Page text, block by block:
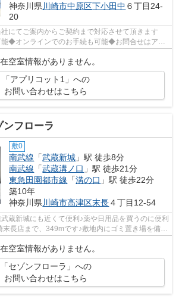
神奈川県 川崎市中原区下小田中 ６丁目24-
20
にてご案内からご契約まで対応させて頂きます
◆オンラインでのお手続も可能◆お問合せはアー
932-6015)まで◆
空室情報がありません。
「アプリコット1」への
お問い合わせはこちら
ンフローラ
敷0
南武線 「武蔵新城 」駅 徒歩8分
南武線 「武蔵溝ノ口 」駅 徒歩21分
東急田園都市線 「溝の口 」駅 徒歩22分
築10年
神奈川県川崎市高津区末長４丁目12-54
蔵新城にも近くて便利♪薬や日用品を買うのに便利
末長店まで、349mです♪敷地内にゴミ置き場を備え
空室情報がありません。
「セゾンフローラ」への
お問い合わせはこちら